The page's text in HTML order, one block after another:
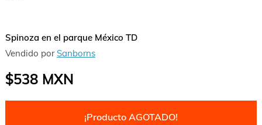
Spinoza en el parque México TD
Vendido por Sanborns
$538MXN
¡Producto AGOTADO!